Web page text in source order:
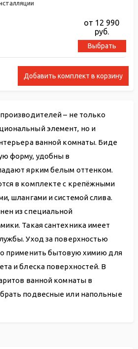
Добавить комплект в корзину
от 12 990
руб.
Выбрать
– не только
элемент, но и
ванной комнаты. Биде
форму, удобны в
ярким белым оттенком.
в комплекте с крепёжными
шлангами и системой слива.
из специальной
Такая сантехника имеет
Уход за поверхностью
применить бытовую химию для
и блеска поверхностей. В
ванной комнаты в
подвесные или напольные